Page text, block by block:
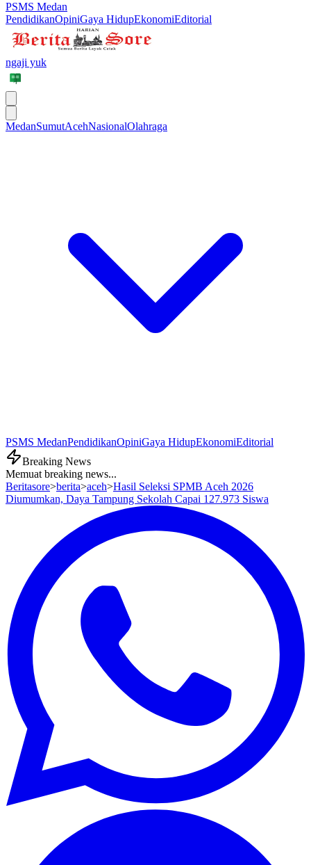
PSMS Medan
PendidikanOpiniGaya HidupEkonomiEditorial
ngaji yuk
MedanSumutAcehNasionalOlahraga
PSMS MedanPendidikanOpiniGaya HidupEkonomiEditorial
Breaking News
Memuat breaking news...
Beritasore>berita>aceh>Hasil Seleksi SPMB Aceh 2026
Diumumkan, Daya Tampung Sekolah Capai 127.973 Siswa